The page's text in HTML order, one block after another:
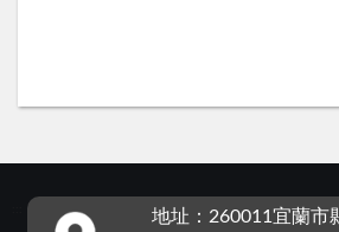
地址：260011宜蘭市